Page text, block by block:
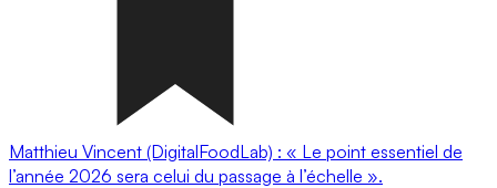
Matthieu Vincent (DigitalFoodLab) : « Le point essentiel de
l’année 2026 sera celui du passage à l’échelle ».